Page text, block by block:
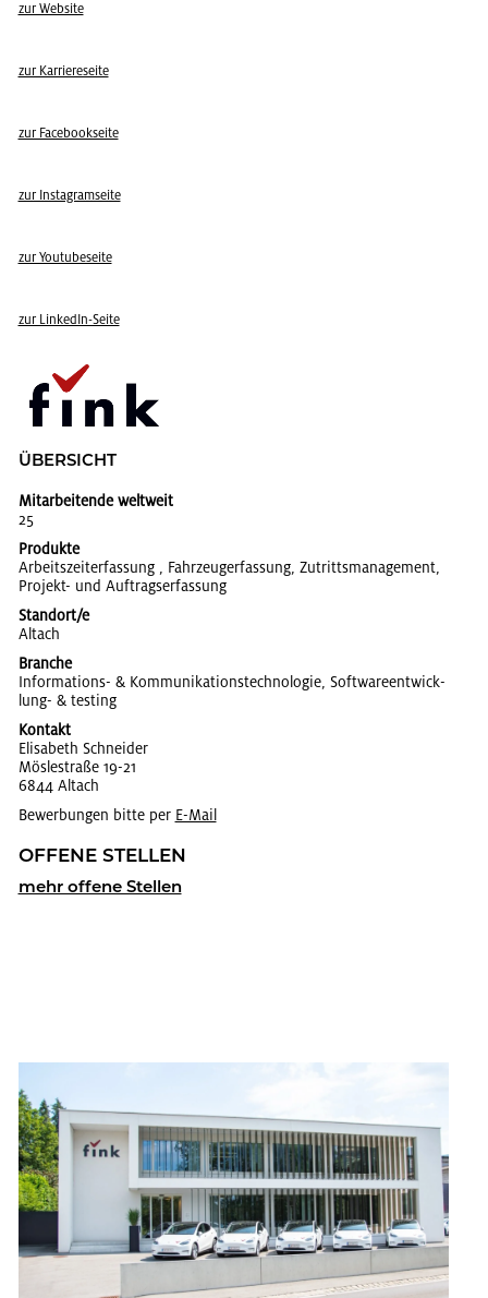
zur Web­site
zur Kar­rie­re­sei­te
zur Face­book­sei­te
zur In­sta­gram­sei­te
zur You­tube­sei­te
zur Lin­kedIn-Seite
ÜBER­SICHT
Mitarbeitende weltweit
25
Produkte
Ar­beits­zeit­er­fas­sung , Fahr­zeuger­fas­sung, Zu­tritts­ma­nage­ment,
Pro­jekt- und Auf­trags­er­fas­sung
Standort/e
Alt­ach
Branche
In­for­ma­ti­ons- & Kom­mu­ni­ka­ti­ons­tech­no­lo­gie, Soft­ware­ent­wick­
lung- & tes­ting
Kontakt
Eli­sa­beth Schnei­der
Mös­le­stra­ße 19-21
6844 Alt­ach
Bewerbungen bitte per E-Mail
OF­FE­NE STEL­LEN
mehr of­fe­ne Stel­len